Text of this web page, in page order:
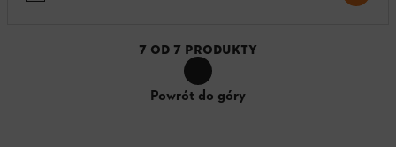
7 OD 7 PRODUKTY
Powrót do góry